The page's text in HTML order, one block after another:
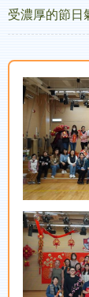
受濃厚的節日